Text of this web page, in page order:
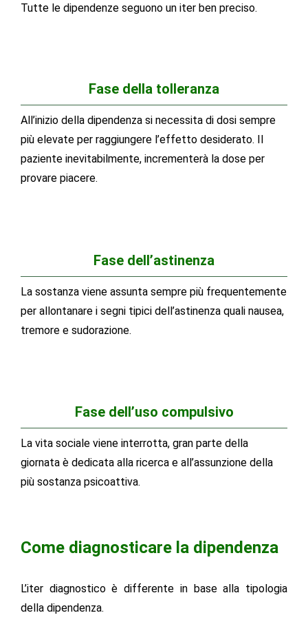
Tutte le dipendenze seguono un iter ben preciso.
Fase della tolleranza
All’inizio della dipendenza si necessita di dosi sempre
più elevate per raggiungere l’effetto desiderato. Il
paziente inevitabilmente, incrementerà la dose per
provare piacere.
Fase dell’astinenza
La sostanza viene assunta sempre più frequentemente
per allontanare i segni tipici dell’astinenza quali nausea,
tremore e sudorazione.
Fase dell’uso compulsivo
La vita sociale viene interrotta, gran parte della
giornata è dedicata alla ricerca e all’assunzione della
più sostanza psicoattiva.
Come diagnosticare la dipendenza
L’iter diagnostico è differente in base alla tipologia
della dipendenza.